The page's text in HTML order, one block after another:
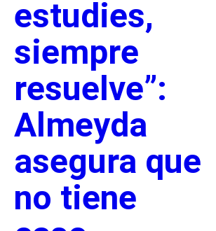
estudies,
siempre
resuelve”:
Almeyda
asegura que
no tiene